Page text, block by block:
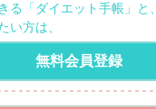
る「ダイエット手帳」と
い方は、
無料会員登録